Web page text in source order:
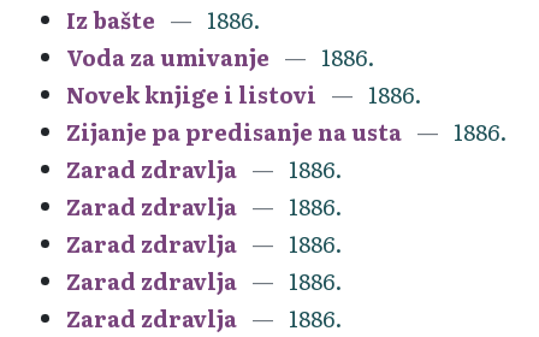
Iz bašte
1886.
Voda za umivanje
1886.
Novek knjige i listovi
1886.
Zijanje pa predisanje na usta
1886.
Zarad zdravlja
1886.
Zarad zdravlja
1886.
Zarad zdravlja
1886.
Zarad zdravlja
1886.
Zarad zdravlja
1886.